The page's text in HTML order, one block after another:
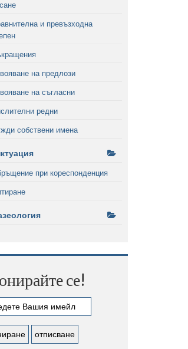
и превъзходна
на предлози
на съгласни
редни
собствени имена
при кореспонденция
се!